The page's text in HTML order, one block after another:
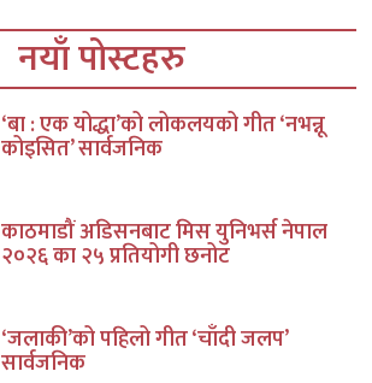
नयाँ पोस्टहरु
‘बा : एक योद्धा’को लोकलयको गीत ‘नभन्नू
कोइसित’ सार्वजनिक
काठमाडौं अडिसनबाट मिस युनिभर्स नेपाल
२०२६ का २५ प्रतियोगी छनोट
‘जलाकी’को पहिलो गीत ‘चाँदी जलप’
सार्वजनिक